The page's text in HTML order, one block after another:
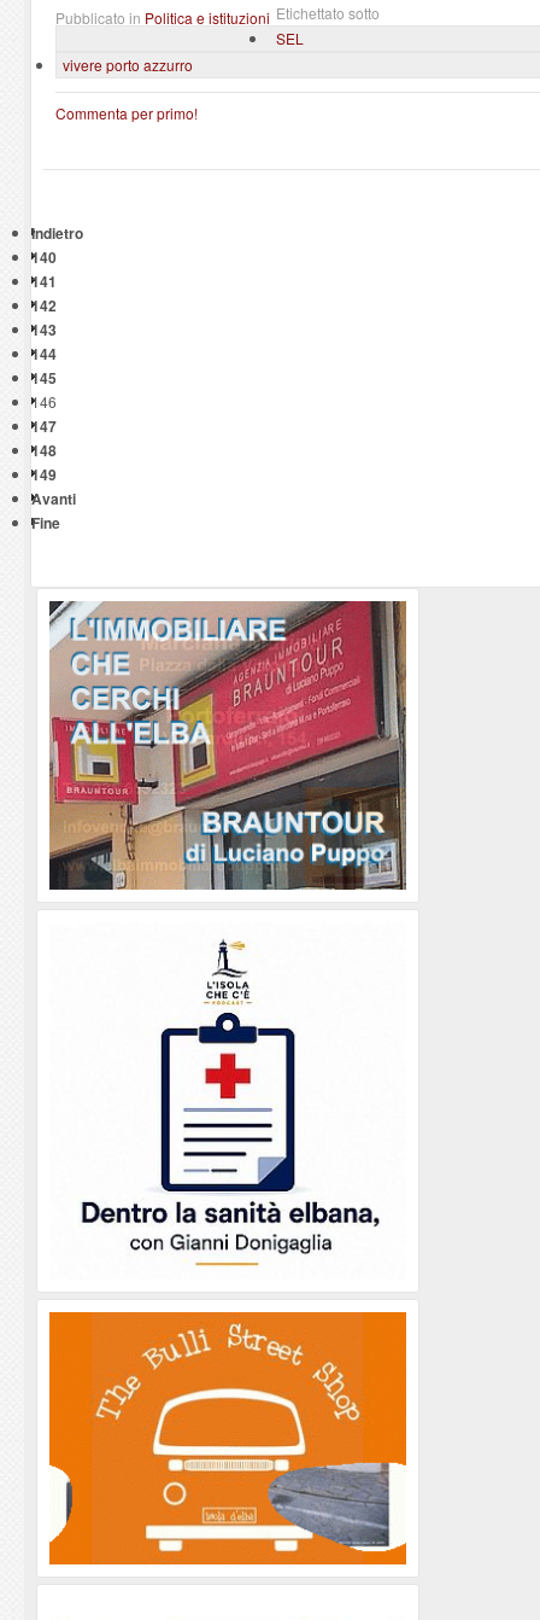
Pubblicato in Politica e istituzioni Etichettato sotto
SEL
vivere porto azzurro
Commenta per primo!
Indietro
140
141
142
143
144
145
146
147
148
149
Avanti
Fine